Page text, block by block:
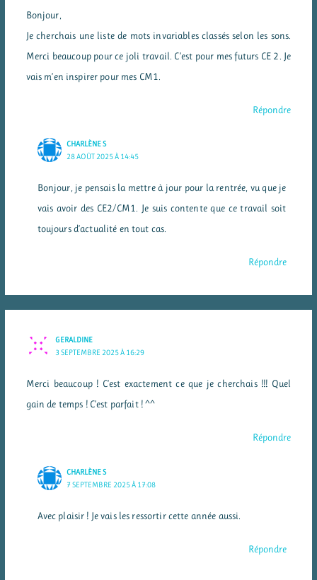
Bonjour,
Je cherchais une liste de mots invariables classés selon les sons.
Merci beaucoup pour ce joli travail. C’est pour mes futurs CE 2. Je
vais m’en inspirer pour mes CM1.
Répondre
CHARLÈNE S
28 AOÛT 2025 À 14:45
Bonjour, je pensais la mettre à jour pour la rentrée, vu que je
vais avoir des CE2/CM1. Je suis contente que ce travail soit
toujours d’actualité en tout cas.
Répondre
GERALDINE
3 SEPTEMBRE 2025 À 16:29
Merci beaucoup ! C’est exactement ce que je cherchais !!! Quel
gain de temps ! C’est parfait ! ^^
Répondre
CHARLÈNE S
7 SEPTEMBRE 2025 À 17:08
Avec plaisir ! Je vais les ressortir cette année aussi.
Répondre